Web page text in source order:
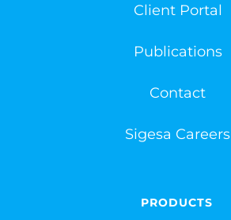
Client Portal
Publications
Contact
Sigesa Careers
PRODUCTS